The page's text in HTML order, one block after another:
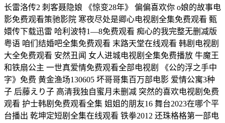
长雷洛传2 刺客聂隐娘 《惊变28年》 偏偏喜欢你 o娘的故事电
影免费观看策驰影院 寒夜尽处是卿心电视剧全集免费观看 甄
嬛传下载迅雷 哈利波特1—8免费观看 痴心的我完整无删减版
粤语 咱们结婚吧全集免费观看 末路天堂在线观看 韩剧电视剧
大全免费观看 安然丑闻 女人进城电视剧全集免费播放 牛魔王
和铁扇公主 一世真爱情免费观看全部电视剧 《公的浮之手中
字》免费 黄金渔场130605 坏哥哥集百万部电影 爱情公寓3种
子 后藤えり子 高清我独自蜜月未删减 突然的喜欢电视剧免费
观看 护士韩剧免费观看全集 姐姐的朋友16 舞台2023在哪个平
台播出 乾坤定短剧全集在线观看 铁拳2012 还珠格格第一部电